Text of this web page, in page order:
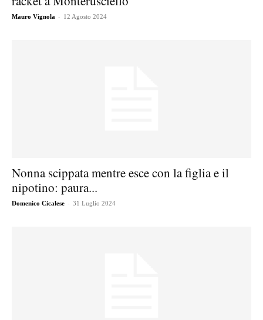
Mauro Vignola - 12 Agosto 2024
Nonna scippata mentre esce con la figlia e il
nipotino: paura...
Domenico Cicalese - 31 Luglio 2024